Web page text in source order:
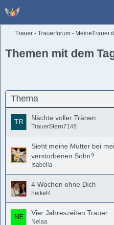
Trauer - Trauerforum -
Themen mit dem
Thema
Nächte voller Tränen
TrauerStern7146
Sieht meine Mutter bei
verstorbenen Sohn?
Isabella
4 Wochen ohne Dich
heikeR
Vier Jahreszeiten Trauer...
Nelaa